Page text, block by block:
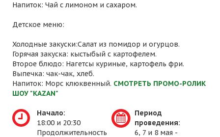
Напиток: Чай с лимоном и сахаром.
Детское меню:
Холодные закуски:Салат из помидор и огурцов.
Горячая закуска: кыстыбый с картофелем.
Второе блюдо: Нагетсы куриные, картофель фри.
Выпечка: чак-чак, хлеб.
Напиток: Морс клюквенный. СМОТРЕТЬ ПРОМО-РОЛИК
ШОУ "KAZAN"
Начало:
18:00 и 20:30
Продолжительность
Период
проведения:
6, 7 и 8 мая -